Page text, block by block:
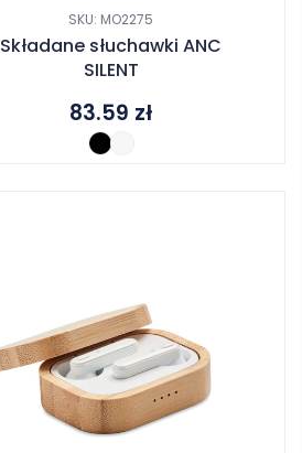
SKU: MO2275
Składane słuchawki ANC
SILENT
83.59 zł